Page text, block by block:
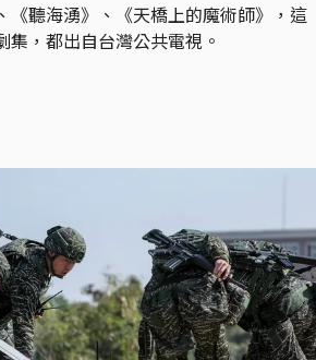
《聽海湧》、《天橋上的魔術師》，這
，都出自台灣公共電視。